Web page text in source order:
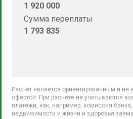
1 920 000
Сумма переплаты
1 793 835
Расчет является ориентировачным и не
офертой. При расчете не учитываются
платежи, как, например, комиссия
недвижимости и жизни и здоровья